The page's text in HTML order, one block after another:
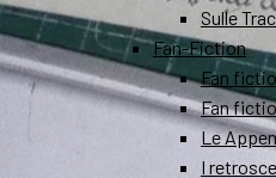
Sulle
Fan-Fiction
Fan
Fan
Le
I